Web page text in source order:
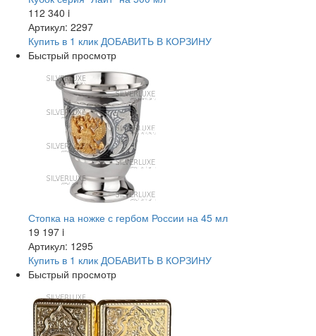
112 340 i
Артикул: 2297
Купить в 1 клик ДОБАВИТЬ В КОРЗИНУ
Быстрый просмотр
Стопка на ножке с гербом России на 45 мл
19 197 i
Артикул: 1295
Купить в 1 клик ДОБАВИТЬ В КОРЗИНУ
Быстрый просмотр